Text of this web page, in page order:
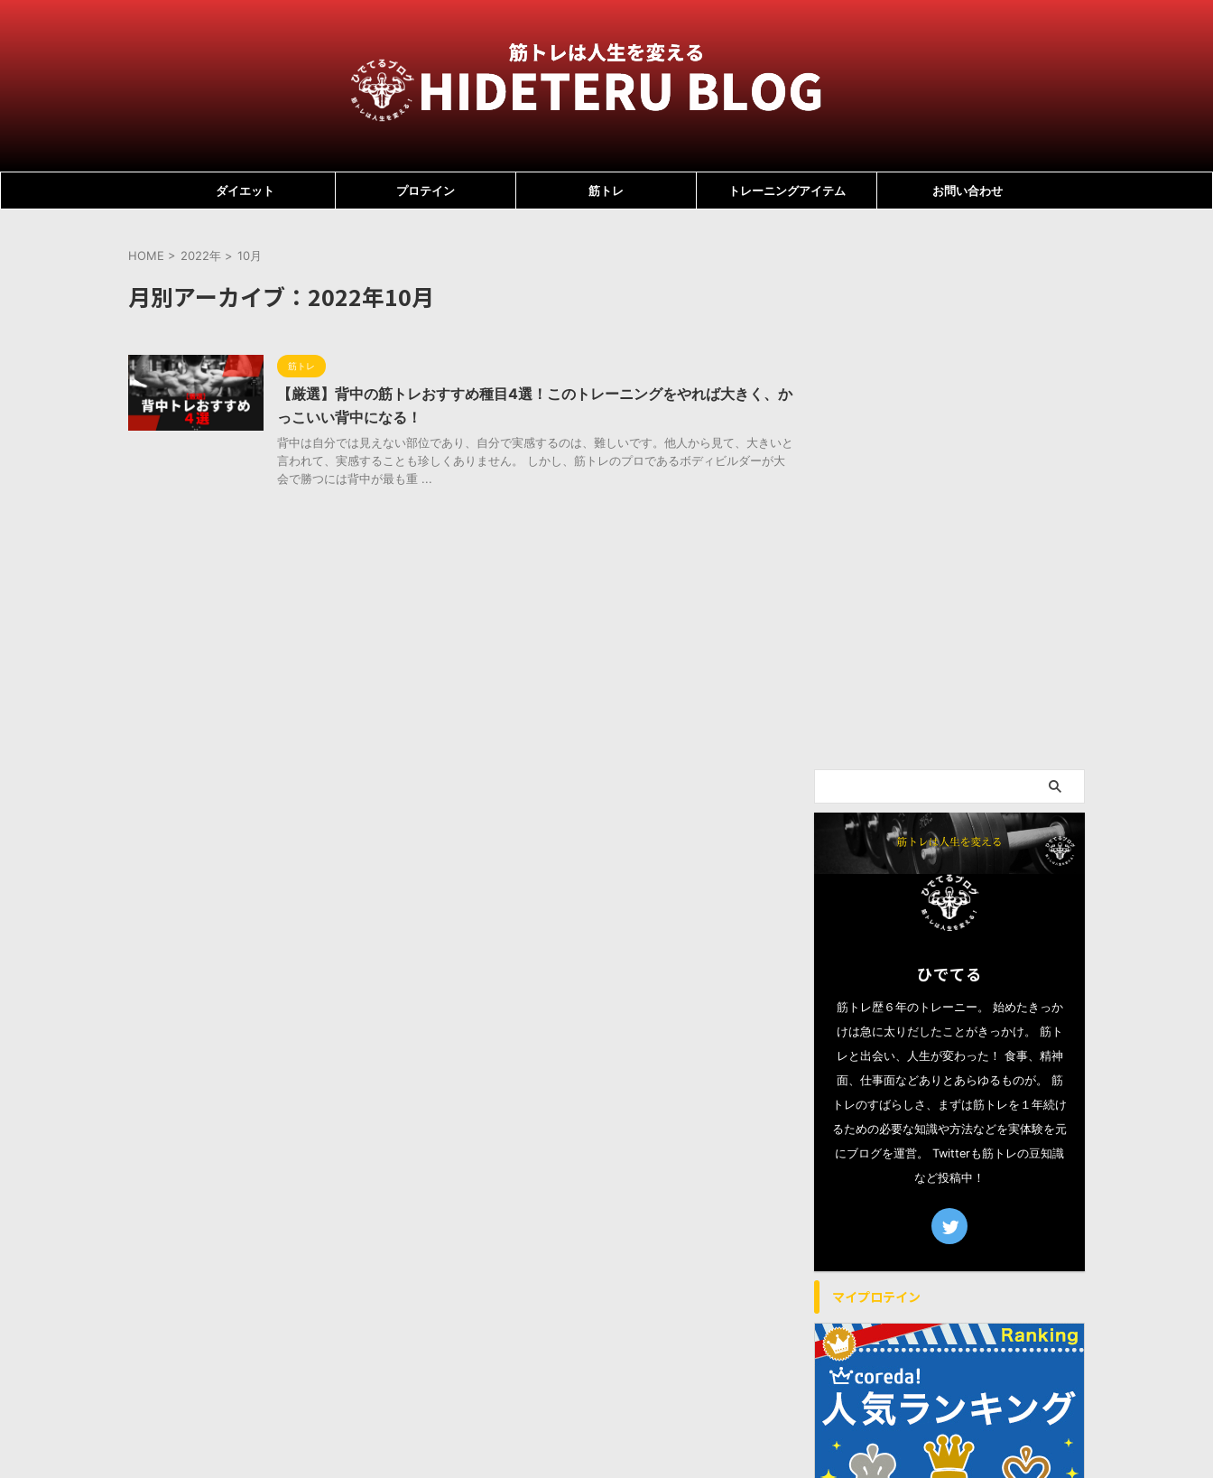
ダイエット プロテイン 筋トレ トレーニングアイテム お問い合わせ
HOME > 2022年 > 10月
月別アーカイブ：2022年10月
筋トレ
【厳選】背中の筋トレおすすめ種目4選！このトレーニングをやれば大きく、か
っこいい背中になる！
背中は自分では見えない部位であり、自分で実感するのは、難しいです。他人から見て、大きいと
言われて、実感することも珍しくありません。 しかし、筋トレのプロであるボディビルダーが大
会で勝つには背中が最も重 ...
ひでてる
筋トレ歴６年のトレーニー。 始めたきっか
けは急に太りだしたことがきっかけ。 筋ト
レと出会い、人生が変わった！ 食事、精神
面、仕事面などありとあらゆるものが。 筋
トレのすばらしさ、まずは筋トレを１年続け
るための必要な知識や方法などを実体験を元
にブログを運営。 Twitterも筋トレの豆知識
など投稿中！
マイプロテイン